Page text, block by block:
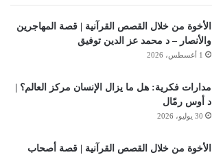
الأخوة من خلال القصص القرآنية | قصة المهاجرين
والأنصار – د محمد عز الدين توفيق
1 أغسطس، 2026
مدارات فكرية: هل ما يزال الإنسان مركز العالم؟ |
د أوس رمّال
30 يوليو، 2026
الأخوة من خلال القصص القرآنية | قصة أصحاب